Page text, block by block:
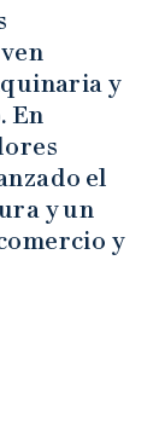
y
En
el
y un
y